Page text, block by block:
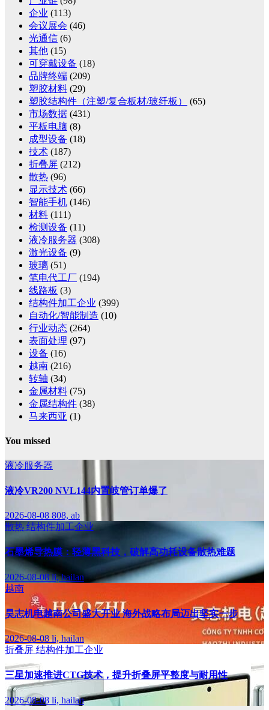
企业 (113)
会议展会 (46)
光通信 (6)
其他 (15)
可穿戴设备 (18)
品牌终端 (209)
塑胶材料 (29)
塑胶结构件（注塑/复合板材/玻纤板）
(65)
市场数据 (431)
平板电脑 (8)
成型设备 (18)
技术 (187)
折叠屏 (212)
散热 (96)
显示技术 (66)
智能手机 (146)
材料 (111)
检测设备 (11)
液冷服务器 (308)
激光设备 (9)
玻璃 (51)
笔电代工厂 (194)
线路板 (3)
结构件加工企业 (399)
自动化/智能制造 (10)
行业动态 (264)
表面处理 (97)
设备 (16)
越南 (216)
转轴 (34)
金属材料 (75)
金属结构件 (38)
马来西亚 (1)
You missed
液冷服务器
液冷VR200 NVL144内置岐管订单爆了
2026-08-08 808, ab
散热 结构件加工企业
石墨烯导热膜：轻薄黑科技，破解高功耗设备散热难题
2026-08-08li, hailan
越南
昊志机电越南公司盛大开业 海外战略布局迈出坚实一步
2026-08-08li, hailan
折叠屏 结构件加工企业
三星加速推进CTG技术，提升折叠屏平整度与耐用性
2026-08-08 li, hailan